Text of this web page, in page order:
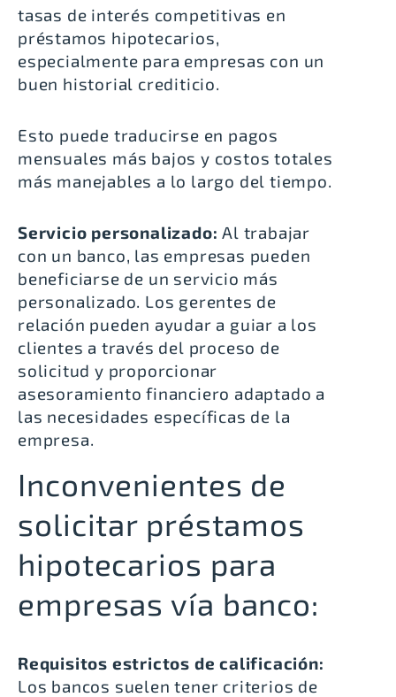
tasas de interés competitivas en
préstamos hipotecarios,
especialmente para empresas con un
buen historial crediticio.
Esto puede traducirse en pagos
mensuales más bajos y costos totales
más manejables a lo largo del tiempo.
Servicio personalizado:Al trabajar
con un banco, las empresas pueden
beneficiarse de un servicio más
personalizado. Los gerentes de
relación pueden ayudar a guiar a los
clientes a través del proceso de
solicitud y proporcionar
asesoramiento financiero adaptado a
las necesidades específicas de la
empresa.
Inconvenientes de
solicitar préstamos
hipotecarios para
empresas vía banco:
Requisitos estrictos de calificación:
Los bancos suelen tener criterios de